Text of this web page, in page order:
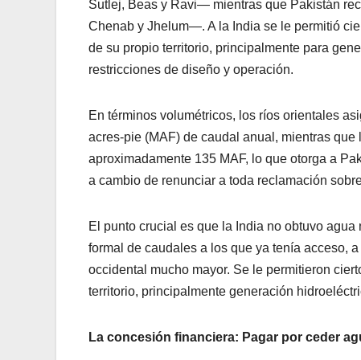
Sutlej, Beas y Ravi— mientras que Pakistán
Chenab y Jhelum—. A la India se le permitió
de su propio territorio, principalmente para
restricciones de diseño y operación.
En términos volumétricos, los ríos orientales
acres-pie (MAF) de caudal anual, mientras
aproximadamente 135 MAF, lo que otorga a
a cambio de renunciar a toda reclamación
El punto crucial es que la India no obtuvo
formal de caudales a los que ya tenía acceso,
occidental mucho mayor. Se le permitieron
territorio, principalmente generación
La concesión financiera: Pagar por ceder